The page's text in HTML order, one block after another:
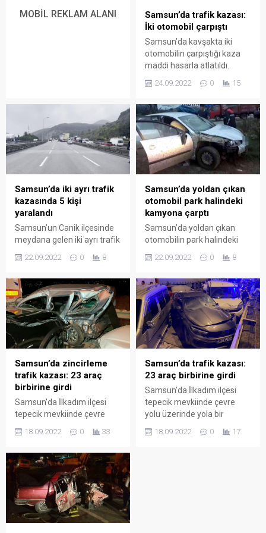
Erdoğan, Beytullah Kızıldağ,
Edinilen bilgiye göre,
Samsun Eğitim ve
Araştırma Hastanesi’nde
görev yapan sağlık
çalışanlarının içinde
bulunduğu...
MOBİL REKLAM ALANI
Samsun’da trafik kazası:
İki otomobil çarpıştı
Samsun’da kavşakta iki
otomobilin çarpıştığı kaza
maddi hasarla atlatıldı.
ilçesi Soğuksu Mahallesi
kavşağında meydana geldi.
Edinilen bilgiye göre, Feyza
B. idaresindeki 55 DS 227
plakalı otomobil ile Hayri A.
yönetimindeki 55 VD 651
plakalı otomobil çarpıştı.
Kazada çarpışmanın
şiddetiyle savrulan 55 VD
651...
24.09.2022 0 15
Samsun’da iki ayrı trafik
kazasında 5 kişi
yaralandı
Samsun’un Canik ilçesinde
meydana gelen iki ayrı trafik
Samsun- Ordu kara yolu
dolayı kayganlaşan yolda
kontrolden çıkan bir
otomobil, refüje çarptıktan
sonra 2 araçla daha çarpıştı.
Kazada 3 kişi yaralandı.
Yolun karşı şeridinde ise 6
aracın karıştığı zincirleme
trafik kazasında 2 kişi
yaralandı....
22.09.2022 0 8
Samsun’da yoldan çıkan
otomobil park halindeki
kamyona çarptı
Samsun’da yoldan çıkan
otomobilin park halindeki
kişi yaralandı. Kaza,
Mahallesi Atatürk Bulvarı
üzerinde meydana geldi.
Edinilen bilgiye göre,
Muhammet Torun
idaresindeki 34 BMN 383
plakalı otomobil, sürücünün
direksiyon hakimiyetini
kaybetmesi sonucu yoldan
çıkarak park halindeki 61 EE
171 plakalı kamyona çarptı.
Kazada yaralanan...
22.09.2022 0 8
Samsun’da zincirleme
trafik kazası: 23 araç
birbirine girdi
Samsun’da İlkadım ilçesi
tepecik mevkiinde çevre
kamyondan mazot
aracın karıştığı zincirleme
trafik kazasında aralarında
çocukların da bulunduğu 18
kişi yaralandı.
18.09.2022 0 33
Samsun’da trafik kazası:
23 araç birbirine girdi
Samsun’da İlkadım ilçesi
tepecik mevkiinde çevre
yolu üzerinde yola bir
dökülmesi nedeniyle 23
18.09.2022 0 17